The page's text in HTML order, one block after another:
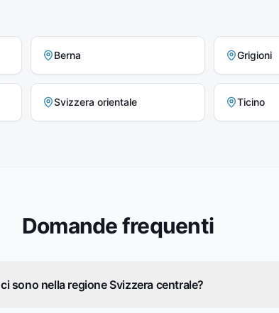
Berna Grigioni
Svizzera orientale Ticino
Domande frequenti
sono nella regione Svizzera centrale?